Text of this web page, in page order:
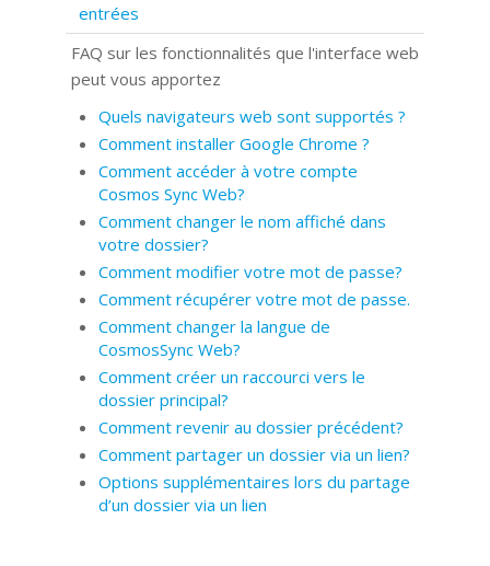
entrées
FAQ sur les fonctionnalités que l'interface web
peut vous apportez
Quels navigateurs web sont supportés ?
Comment installer Google Chrome ?
Comment accéder à votre compte
Cosmos Sync Web?
Comment changer le nom affiché dans
votre dossier?
Comment modifier votre mot de passe?
Comment récupérer votre mot de passe.
Comment changer la langue de
CosmosSync Web?
Comment créer un raccourci vers le
dossier principal?
Comment revenir au dossier précédent?
Comment partager un dossier via un lien?
Options supplémentaires lors du partage
d’un dossier via un lien